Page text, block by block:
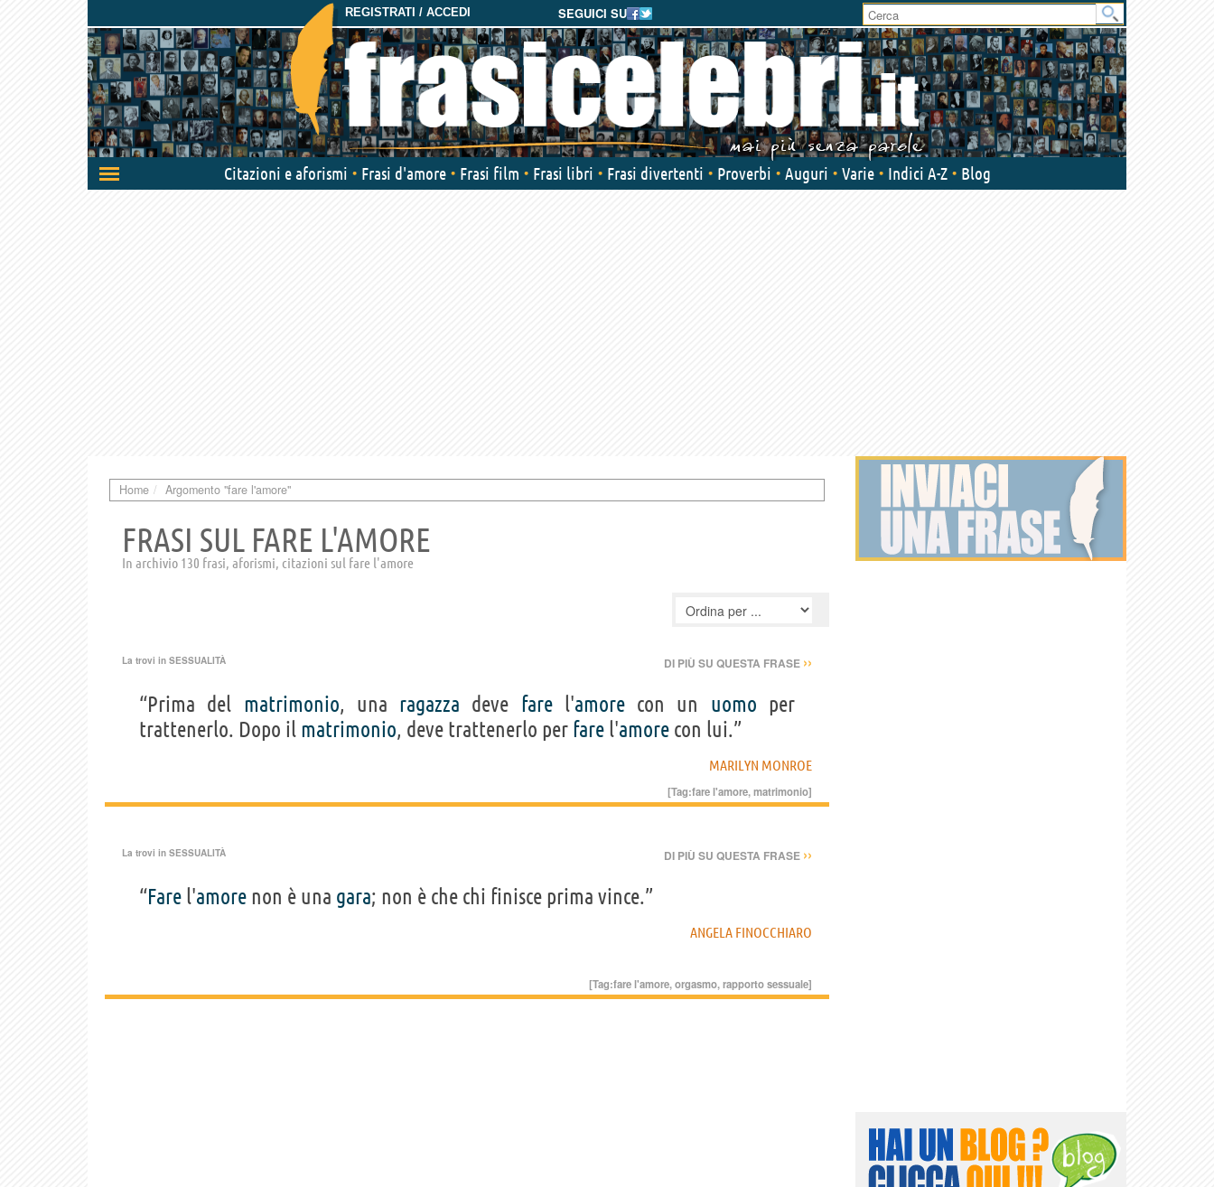
SEGUICI SU
REGISTRATI / ACCEDI
Attiva/disattiva
navigazione
User
area
Citazioni e aforismi Frasi d'amore Frasi film Frasi libri Frasi divertenti Proverbi Auguri Varie Indici A-Z Blog
Home Argomento "fare l'amore"
FRASI SUL FARE L'AMORE
In archivio 130 frasi, aforismi, citazioni sul fare l'amore
La trovi in SESSUALITÀ DI PIÙ SU QUESTA FRASE ››
“Prima del matrimonio, una ragazza deve farel'amorecon un uomo per
trattenerlo. Dopo il matrimonio, deve trattenerlo per fare l'amore con lui.”
MARILYN MONROE
[Tag:fare l'amore,matrimonio]
La trovi in SESSUALITÀ DI PIÙ SU QUESTA FRASE ››
“Fare l'amore non è una gara; non è che chi finisce prima vince.”
ANGELA FINOCCHIARO
[Tag:fare l'amore,orgasmo,rapporto sessuale]